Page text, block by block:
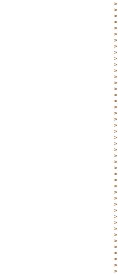
>
>
>
>
>
>
>
>
>
>
>
>
>
>
>
>
>
>
>
>
>
>
>
>
>
>
>
>
>
>
>
>
>
>
>
>
>
>
>
>
>
>
>
>
>